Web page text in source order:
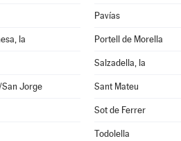
Pavías
la Portell de Morella
Salzadella, la
Jorge Sant Mateu
Sot de Ferrer
Todolella